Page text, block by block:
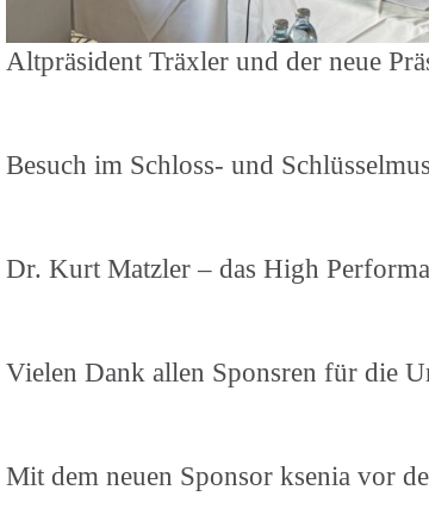
Altpräsident Träxler und der neue
Besuch im Schloss- und
Dr. Kurt Matzler – das High
Vielen Dank allen Sponsren für die
Mit dem neuen Sponsor ksenia vor